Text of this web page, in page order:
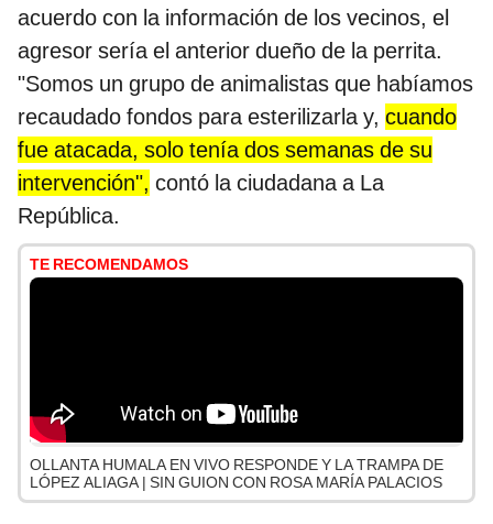
acuerdo con la información de los vecinos, el
agresor sería el anterior dueño de la perrita.
"Somos un grupo de animalistas que habíamos
recaudado fondos para esterilizarla y, cuando
fue atacada, solo tenía dos semanas de su
intervención", contó la ciudadana a La
República.
TE RECOMENDAMOS
OLLANTA HUMALA EN VIVO RESPONDE Y LA TRAMPA DE
LÓPEZ ALIAGA | SIN GUION CON ROSA MARÍA PALACIOS